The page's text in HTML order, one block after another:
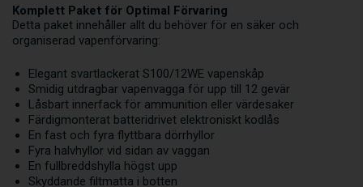
Komplett Paket för Optimal Förvaring
Detta paket innehåller allt du behöver för en säker och
organiserad vapenförvaring:
Elegant svartlackerat S100/12WE vapenskåp
Smidig utdragbar vapenvagga för upp till 12 gevär
Låsbart innerfack för ammunition eller värdesaker
Färdigmonterat batteridrivet elektroniskt kodlås
En fast och fyra flyttbara dörrhyllor
Fyra halvhyllor vid sidan av vaggan
En fullbreddshylla högst upp
Skyddande filtmatta i botten